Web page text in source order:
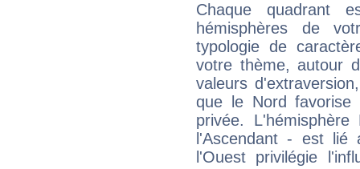
Chaque quadrant
hémisphères de
typologie de
votre thème, autour
valeurs
que le Nord favorise
privée.
l'Ascendant - est
l'Ouest privilégie